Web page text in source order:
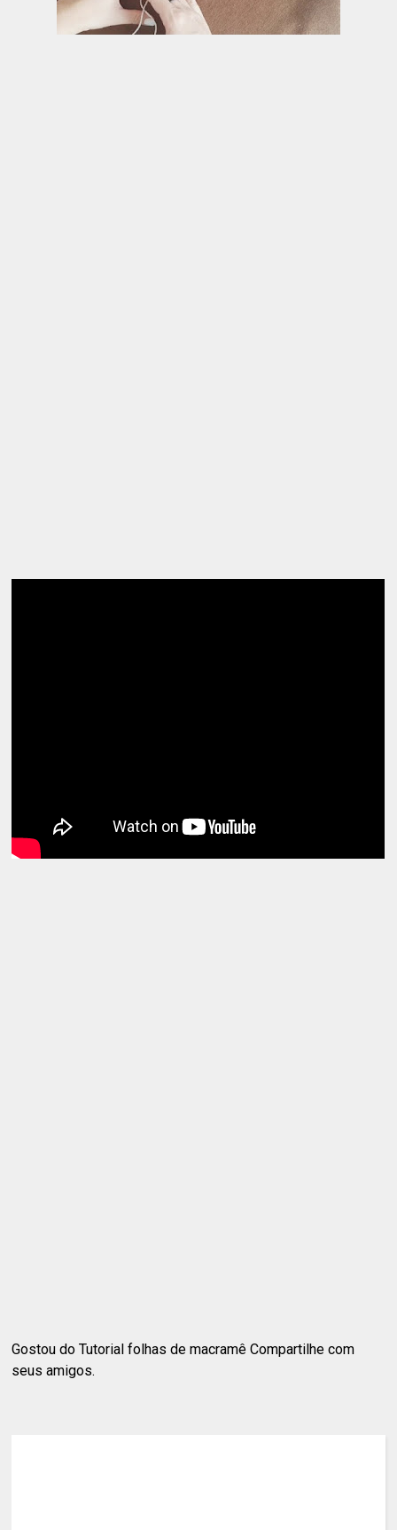
Gostou do Tutorial folhas de macramê Compartilhe com
seus amigos.